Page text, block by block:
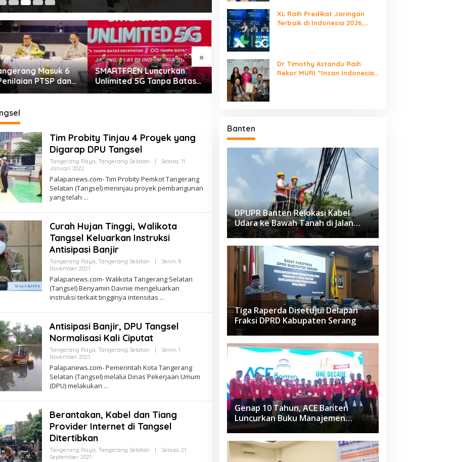
»
Luncurkan
5G Tanpa Batas
Dukung Pemberdayaan
Masyarakat, Pemkot
Tangerang Terima LPM
Peringati HUT ke-25,
Demokrat Kota Tangerang
Bersihkan Bantaran
Cisadane dan Tanam Pohon
SMP KP Ciparay dan SMP 1
Tim Probity Tinjau 4 Proyek yang
Digarap DPU Tangsel
Tangerang Raya, Tangerang Selatan
Selasa, 11
Januari 2022Oleh
Palapanews.com- Tim Probity Pemkot Tangerang
Selatan (Tangsel) meninjau proyek pembangunan
yang telah
Curah Hujan Tinggi, Walikota
Tangsel Keluarkan Instruksi
Antisipasi Banjir
Tangerang Raya, Tangerang Selatan
Senin, 8
November 2021Oleh
Palapanews.com- Walikota Tangerang Selatan
(Tangsel) Benyamin Davnie mengeluarkan
instruksi terkait tingginya intensitas
Antisipasi Banjir, DPU Tangsel
Normalisasi Kali Ciputat
Tangerang Raya, Tangerang Selatan
Senin, 1
November 2021Oleh
Palapanews.com- Pemerintah Kota Tangerang
Selatan (Tangsel) melalui Dinas Pekerjaan Umum
(DPU) melakukan
Berantakan, Kabel dan Tiang
Provider Internet di Tangsel
Ditertibkan
Tangerang Raya, Tangerang Selatan
Selasa, 21
September 2021Oleh
XL Raih Predikat Jaringan
Terbaik di Indonesia 2026,
Dr. Timothy Astandu Raih
Rekor MURI “Insan Indonesia
Banten
DPUPR Banten Relokasi Kabel
Udara ke Bawah Tanah di Jalan
Raden Fatah Ciledug
Tiga Raperda Disetujui Delapan
Fraksi DPRD Kabupaten Serang
Genap 10 Tahun, ACE Banten
Luncurkan Buku Manajemen
Fasilitas